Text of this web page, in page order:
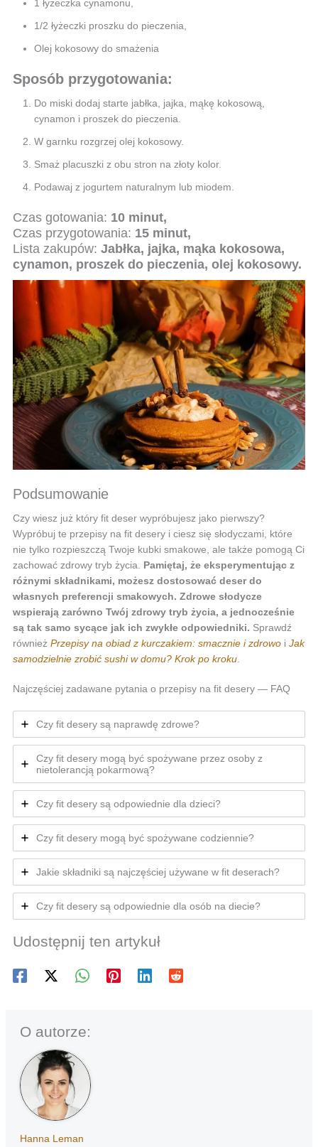
1 łyżeczka cynamonu,
1/2 łyżeczki proszku do pieczenia,
Olej kokosowy do smażenia
Sposób przygotowania:
Do miski dodaj starte jabłka, jajka, mąkę kokosową,
cynamon i proszek do pieczenia.
W garnku rozgrzej olej kokosowy.
Smaż placuszki z obu stron na złoty kolor.
Podawaj z jogurtem naturalnym lub miodem.
Czas gotowania: 10 minut,
Czas przygotowania: 15 minut,
Lista zakupów: Jabłka, jajka, mąka kokosowa,
cynamon, proszek do pieczenia, olej kokosowy.
Podsumowanie
Czy wiesz już który fit deser wypróbujesz jako pierwszy?
Wypróbuj te przepisy na fit desery i ciesz się słodyczami, które
nie tylko rozpieszczą Twoje kubki smakowe, ale także pomogą Ci
zachować zdrowy tryb życia. Pamiętaj, że eksperymentując z
różnymi składnikami, możesz dostosować deser do
własnych preferencji smakowych. Zdrowe słodycze
wspierają zarówno Twój zdrowy tryb życia, a jednocześnie
są tak samo sycące jak ich zwykłe odpowiedniki. Sprawdź
również Przepisy na obiad z kurczakiem: smacznie i zdrowoi Jak
samodzielnie zrobić sushi w domu? Krok po kroku.
Najczęściej zadawane pytania o przepisy na fit desery — FAQ
Czy fit desery są naprawdę zdrowe?
Czy fit desery mogą być spożywane przez osoby z
nietolerancją pokarmową?
Czy fit desery są odpowiednie dla dzieci?
Czy fit desery mogą być spożywane codziennie?
Jakie składniki są najczęściej używane w fit deserach?
Czy fit desery są odpowiednie dla osób na diecie?
Udostępnij ten artykuł
O autorze:
Hanna Leman